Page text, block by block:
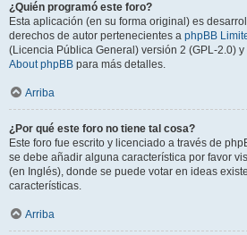
¿Quién programó este foro?
Esta aplicación (en su forma original) es
derechos de autor pertenecientes a phpBB
(Licencia Pública General) versión 2 (GPL-2.0)
About phpBB para más detalles.
Arriba
¿Por qué este foro no tiene tal cosa?
Este foro fue escrito y licenciado a través de
se debe añadir alguna característica por favor
(en Inglés), donde se puede votar en ideas
características.
Arriba